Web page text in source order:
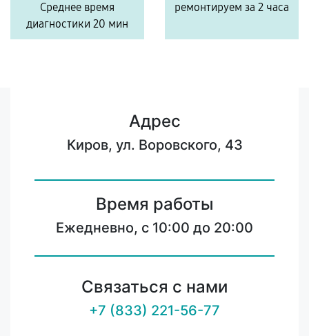
Среднее время
диагностики 20 мин
ремонтируем за 2 часа
Адрес
Киров, ул. Воровского, 43
Время работы
Ежедневно, с 10:00 до 20:00
Связаться с нами
+7 (833) 221-56-77